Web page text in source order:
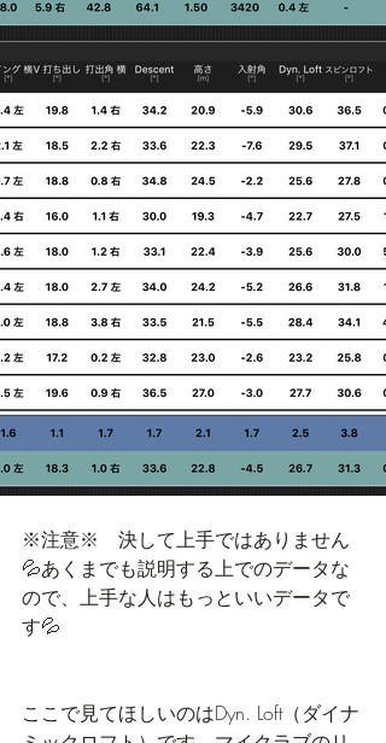
※注意※　決して上手ではありません
💦あくまでも説明する上でのデータな
ので、上手な人はもっといいデータで
す💦
ここで見てほしいのはDyn. Loft（ダイナ